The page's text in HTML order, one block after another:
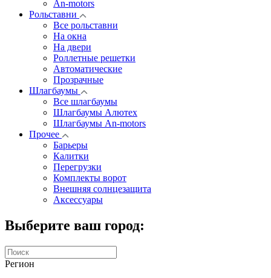
An-motors
Рольставни
Все рольставни
На окна
На двери
Роллетные решетки
Автоматические
Прозрачные
Шлагбаумы
Все шлагбаумы
Шлагбаумы Алютех
Шлагбаумы An-motors
Прочее
Барьеры
Калитки
Перегрузки
Комплекты ворот
Внешняя солнцезащита
Аксессуары
Выберите ваш город:
Регион